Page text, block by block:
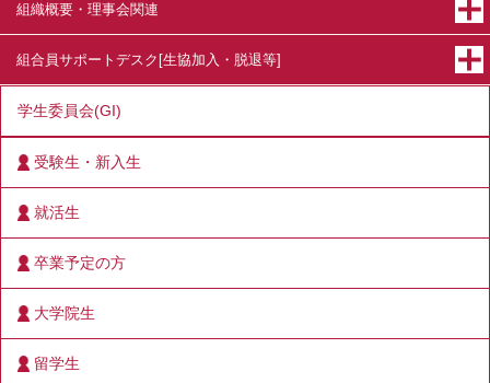
組織概要・理事会関連
組合員サポートデスク[生協加入・脱退等]
学生委員会(GI)
受験生・新入生
就活生
卒業予定の方
大学院生
留学生